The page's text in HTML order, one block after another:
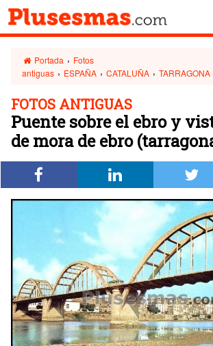
Portada › Fotos
antiguas › ESPAÑA › CATALUÑA › TARRAGONA
FOTOS ANTIGUAS
Puente sobre el ebro y
de mora de ebro